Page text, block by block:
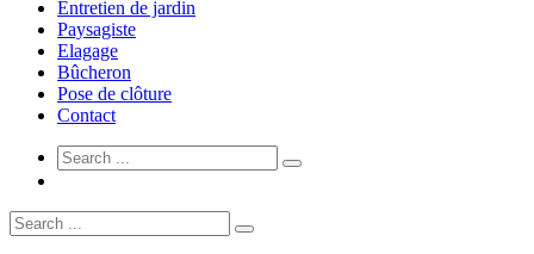
Entretien de jardin
Paysagiste
Elagage
Bûcheron
Pose de clôture
Contact